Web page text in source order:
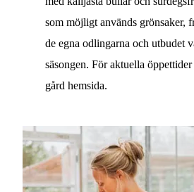
som möjligt används grönsaker,
de egna odlingarna och utbudet
säsongen. För aktuella
gård hemsida.